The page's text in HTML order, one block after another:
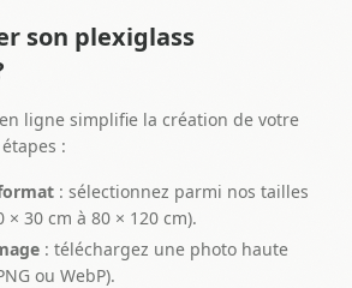
son plexiglass
ligne simplifie la création de votre
:
: sélectionnez parmi nos tailles
30 cm à 80 × 120 cm).
: téléchargez une photo haute
ou WebP).